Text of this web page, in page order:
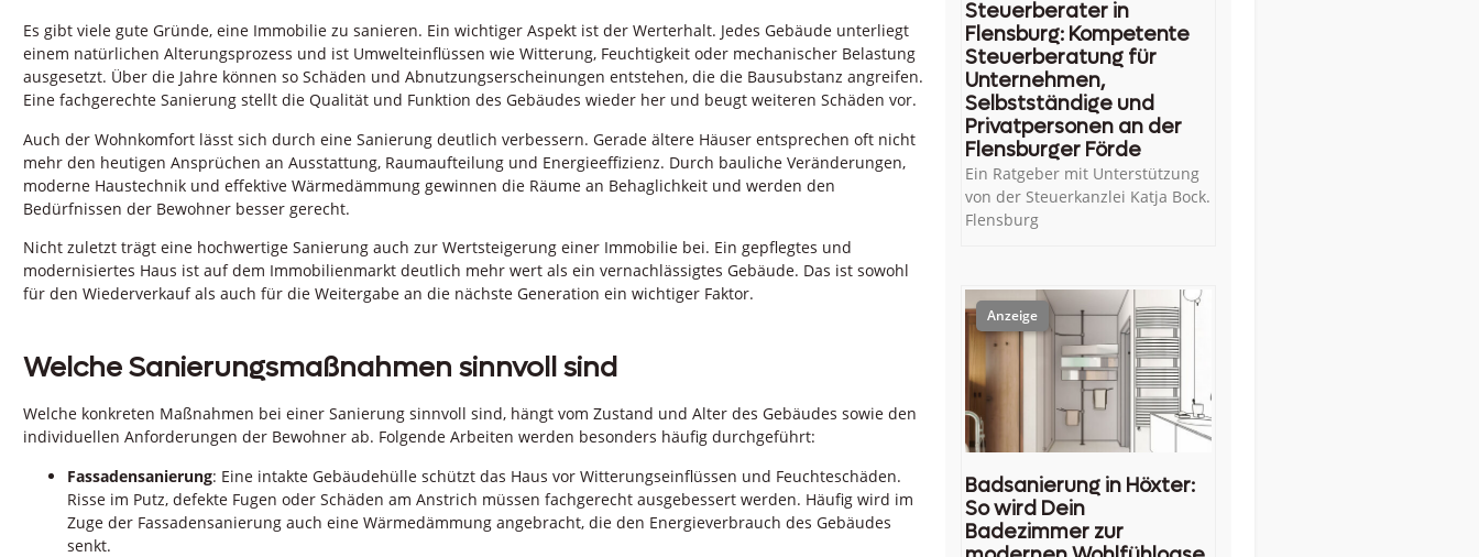
Es gibt viele gute Gründe, eine Immobilie zu sanieren. Ein wichtiger Aspekt ist der Werterhalt. Jedes Gebäude unterliegt
einem natürlichen Alterungsprozess und ist Umwelteinflüssen wie Witterung, Feuchtigkeit oder mechanischer Belastung
ausgesetzt. Über die Jahre können so Schäden und Abnutzungserscheinungen entstehen, die die Bausubstanz angreifen.
Eine fachgerechte Sanierung stellt die Qualität und Funktion des Gebäudes wieder her und beugt weiteren Schäden vor.
Auch der Wohnkomfort lässt sich durch eine Sanierung deutlich verbessern. Gerade ältere Häuser entsprechen oft nicht
mehr den heutigen Ansprüchen an Ausstattung, Raumaufteilung und Energieeffizienz. Durch bauliche Veränderungen,
moderne Haustechnik und effektive Wärmedämmung gewinnen die Räume an Behaglichkeit und werden den
Bedürfnissen der Bewohner besser gerecht.
Nicht zuletzt trägt eine hochwertige Sanierung auch zur Wertsteigerung einer Immobilie bei. Ein gepflegtes und
modernisiertes Haus ist auf dem Immobilienmarkt deutlich mehr wert als ein vernachlässigtes Gebäude. Das ist sowohl
für den Wiederverkauf als auch für die Weitergabe an die nächste Generation ein wichtiger Faktor.
Welche Sanierungsmaßnahmen sinnvoll sind
Welche konkreten Maßnahmen bei einer Sanierung sinnvoll sind, hängt vom Zustand und Alter des Gebäudes sowie den
individuellen Anforderungen der Bewohner ab. Folgende Arbeiten werden besonders häufig durchgeführt:
Fassadensanierung: Eine intakte Gebäudehülle schützt das Haus vor Witterungseinflüssen und Feuchteschäden.
Risse im Putz, defekte Fugen oder Schäden am Anstrich müssen fachgerecht ausgebessert werden. Häufig wird im
Zuge der Fassadensanierung auch eine Wärmedämmung angebracht, die den Energieverbrauch des Gebäudes
senkt.
Steuerberater in
Flensburg: Kompetente
Steuerberatung für
Unternehmen,
Selbstständige und
Privatpersonen an der
Flensburger Förde
Ein Ratgeber mit Unterstützung
von der Steuerkanzlei Katja Bock.
Flensburg
Badsanierung in Höxter:
So wird Dein
Badezimmer zur